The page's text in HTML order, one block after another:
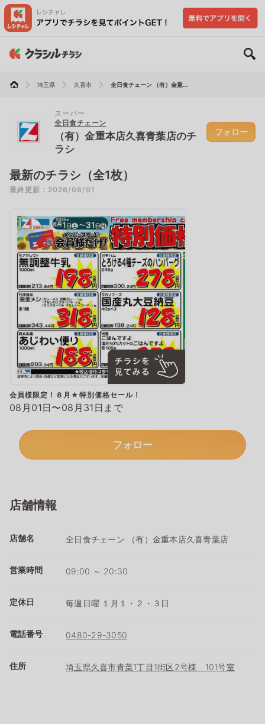
埼玉県 久喜市 全日食チェーン （有）金重...
スーパー
全日食チェーン
（有）金重本店久喜青葉店のチ
ラシ
フォロー
最新のチラシ（全1枚）
最終更新：2026/08/01
会員様限定！８月★特別価格セール！
08月01日〜08月31日まで
フォロー
店舗情報
店舗名 全日食チェーン （有）金重本店久喜青葉店
営業時間 09:00 ～ 20:30
定休日 毎週日曜 １月１・２・３日
電話番号 0480-29-3050
住所 埼玉県久喜市青葉1丁目1街区2号棟 101号室